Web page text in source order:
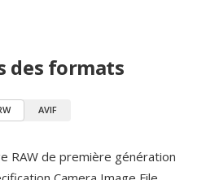
des formats
AVIF
RAW de première génération